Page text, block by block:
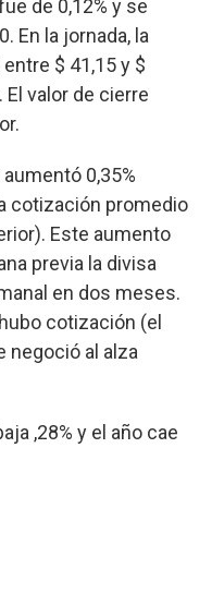
de 0,12% y se
En la jornada, la
$ 41,15 y $
El valor de cierre
aumentó 0,35%
cotización promedio
Este aumento
previa la divisa
en dos meses.
cotización (el
negoció al alza
,28% y el año cae